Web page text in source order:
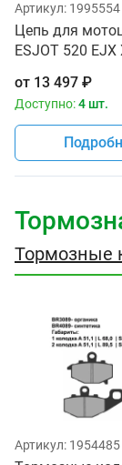
Артикул: 1995554
Цепь для
ESJOT 520 EJX
от 13 497 ₽
Доступно:4 шт.
Тормозные
Артикул: 1954485